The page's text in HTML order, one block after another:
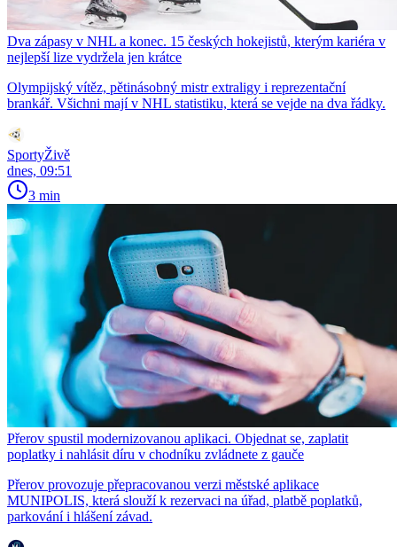
Dva zápasy v NHL a konec. 15 českých hokejistů, kterým kariéra v
nejlepší lize vydržela jen krátce
Olympijský vítěz, pětinásobný mistr extraligy i reprezentační
brankář. Všichni mají v NHL statistiku, která se vejde na dva řádky.
SportyŽivě
dnes, 09:51
3 min
Přerov spustil modernizovanou aplikaci. Objednat se, zaplatit
poplatky i nahlásit díru v chodníku zvládnete z gauče
Přerov provozuje přepracovanou verzi městské aplikace
MUNIPOLIS, která slouží k rezervaci na úřad, platbě poplatků,
parkování i hlášení závad.